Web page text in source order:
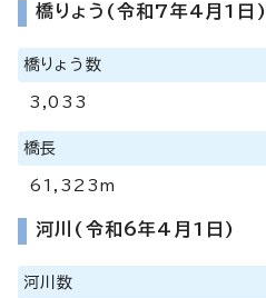
橋りょう(令和7年4月1日)
橋りょう数
3,033
橋長
61,323m
河川(令和6年4月1日)
河川数